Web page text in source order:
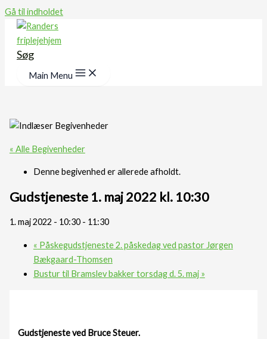
Gå til indholdet
Søg
Main Menu
« Alle Begivenheder
Denne begivenhed er allerede afholdt.
Gudstjeneste 1. maj 2022 kl. 10:30
1. maj 2022 - 10:30- 11:30
« Påskegudstjeneste 2. påskedag ved pastor Jørgen
Bækgaard-Thomsen
Bustur til Bramslev bakker torsdag d. 5. maj »
Gudstjeneste ved Bruce Steuer.